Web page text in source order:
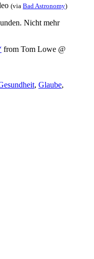
(via Bad Astronomy)
Nicht mehr
from Tom Lowe @
, Glaube,